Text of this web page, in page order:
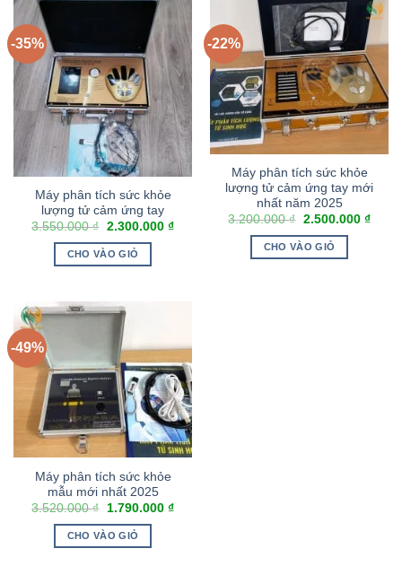
-35%
Máy phân tích sức khỏe
lượng tử cảm ứng tay
3.550.000₫ 2.300.000 ₫
CHO VÀO GIỎ
-22%
Máy phân tích sức khỏe
lượng tử cảm ứng tay mới
nhất năm 2025
3.200.000₫ 2.500.000 ₫
CHO VÀO GIỎ
-49%
Máy phân tích sức khỏe
mẫu mới nhất 2025
3.520.000₫ 1.790.000 ₫
CHO VÀO GIỎ